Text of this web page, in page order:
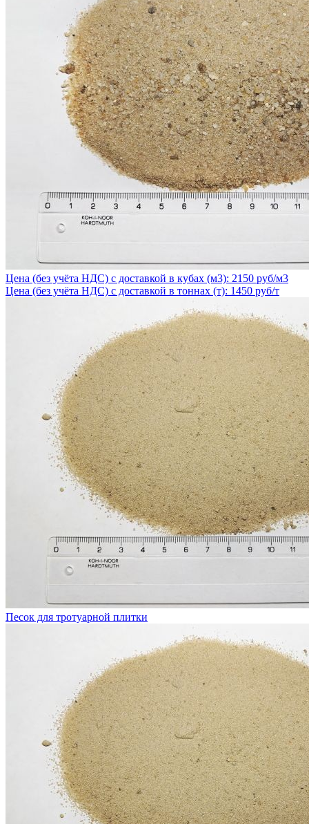
Цена (без учёта НДС) с доставкой в кубах (м3): 2150 руб/м3
Цена (без учёта НДС) с доставкой в тоннах (т): 1450 руб/т
Песок для тротуарной плитки